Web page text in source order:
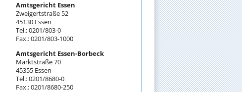
Amtsgericht Essen
Zweigertstraße 52
45130 Essen
Tel.: 0201/803-0
Fax.: 0201/803-1000
Amtsgericht Essen-Borbeck
Marktstraße 70
45355 Essen
Tel.: 0201/8680-0
Fax.: 0201/8680-250